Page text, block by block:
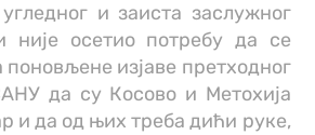
и заиста заслужног
није осетио потребу да се
поновљене изјаве претходног
да су Косово и Метохија
и да од њих треба дићи руке,